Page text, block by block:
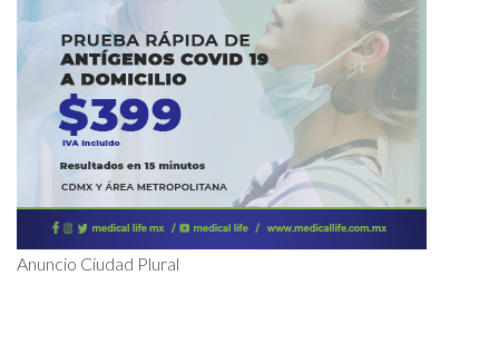
Anuncio Ciudad Plural